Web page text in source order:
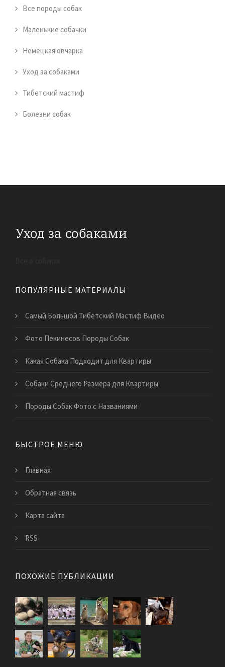
Все породы собак
Маленькие собачки
Немецкая овчарка
Уход за собаками
Тибетский мастиф
Болезни собак
ПОПУЛЯРНЫЕ МАТЕРИАЛЫ
Самый Большой Тибетский Мастиф Видео
Фото Пекинесов Породы Собак
Какая Собака Подходит для Квартиры
Собаки Среднего Размера для Квартиры
Породы Собак Фото с Названиями
БЫСТРОЕ МЕНЮ
Главная
Обратная связь
Карта сайта
RSS
ПОХОЖИЕ ПУБЛИКАЦИИ